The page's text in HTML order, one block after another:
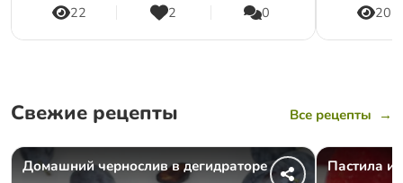
22 2 0 20
Свежие рецепты Все рецепты →
Домашний чернослив в дегидраторе Пастила